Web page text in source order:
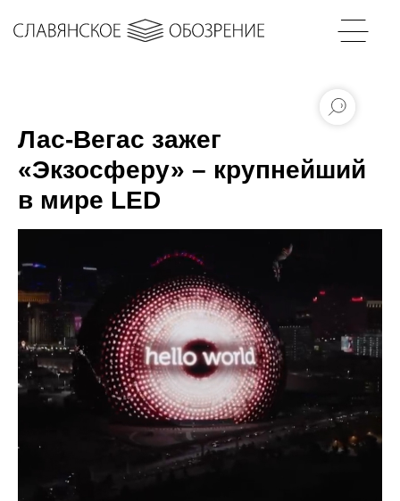
Лас-Вегас зажег
«Экзосферу» – крупнейший
в мире LED